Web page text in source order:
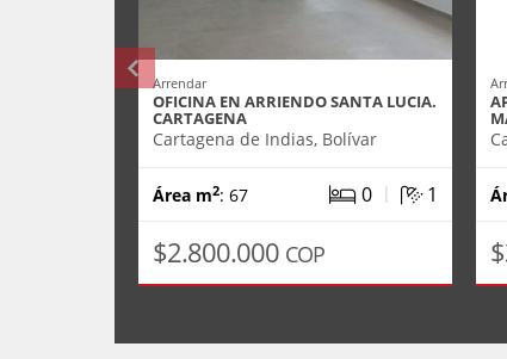
Arrendar
OFICINA EN ARRIENDO SANTA LUCIA.
CARTAGENA
Cartagena de Indias, Bolívar
Área m2: 67 0 | 1
$2.800.000 COP